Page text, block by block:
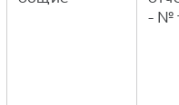
- №